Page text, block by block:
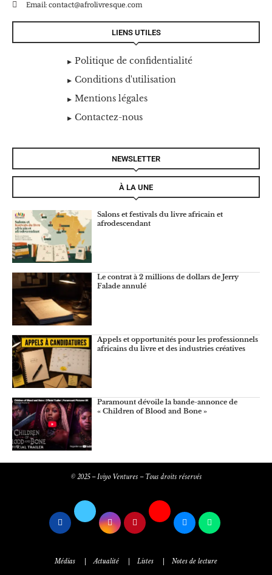
Email: contact@afrolivresque.com
LIENS UTILES
Politique de confidentialité
Conditions d'utilisation
Mentions légales
Contactez-nous
NEWSLETTER
À LA UNE
Salons et festivals du livre africain et
afrodescendant
Le contrat à 2 millions de dollars de Jerry
Falade annulé
Appels et opportunités pour les professionnels
africains du livre et des industries créatives
Paramount dévoile la bande-annonce de
« Children of Blood and Bone »
© 2025 – Iviyo Ventures – Tous droits réservés
Médias Actualité Listes Notes de lecture